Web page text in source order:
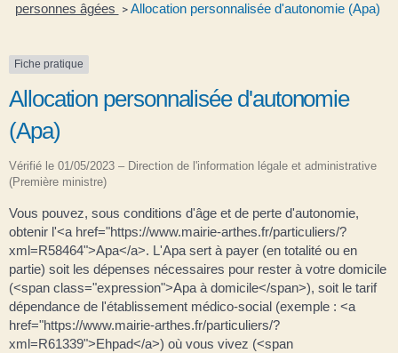
personnes âgées > Allocation personnalisée d'autonomie (Apa)
Fiche pratique
Allocation personnalisée d'autonomie
(Apa)
Vérifié le 01/05/2023 – Direction de l'information légale et administrative
(Première ministre)
Vous pouvez, sous conditions d'âge et de perte d'autonomie,
obtenir l'<a href="https://www.mairie-arthes.fr/particuliers/?
xml=R58464">Apa</a>. L'Apa sert à payer (en totalité ou en
partie) soit les dépenses nécessaires pour rester à votre domicile
(<span class="expression">Apa à domicile</span>), soit le tarif
dépendance de l'établissement médico-social (exemple : <a
href="https://www.mairie-arthes.fr/particuliers/?
xml=R61339">Ehpad</a>) où vous vivez (<span